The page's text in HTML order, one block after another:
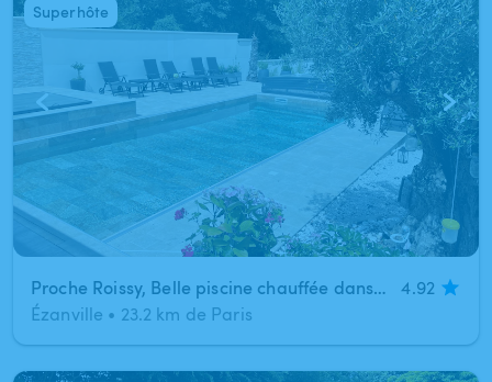
Proche Roissy, Belle piscine chauffée dans un écrin de verdure à Ézanville
4.92
Ézanville • 23.2 km de Paris
Superhôte